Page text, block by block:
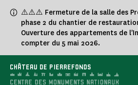
⚠️⚠️⚠️ Fermeture de la salle des
phase 2 du chantier de
Ouverture des appartements de
compter du 5 mai 2026.
CHÂTEAU DE PIERREFONDS